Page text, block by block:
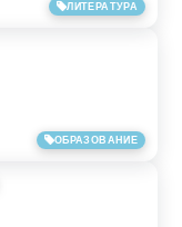
ЛИТЕРАТУРА
ОБРАЗОВАНИЕ